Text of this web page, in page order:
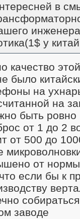
в
у
качество
было
на
на
быть ровно
от 1 до 2
от 500 до
от
если бы к
заводе